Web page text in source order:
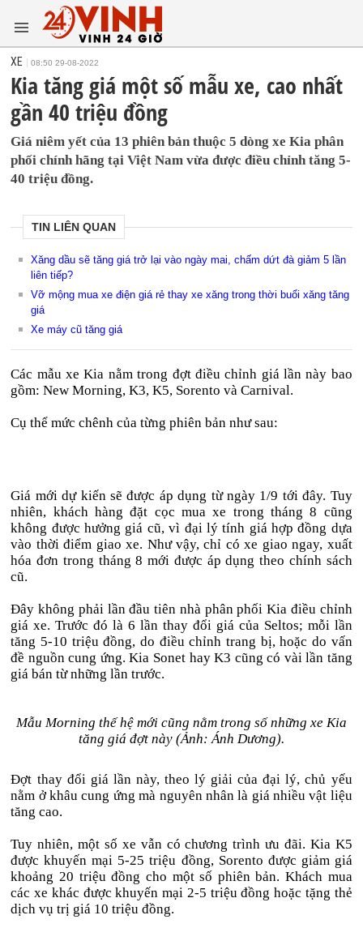
XE 08:50 29-08-2022
Kia tăng giá một số mẫu xe, cao nhất
gần 40 triệu đồng
Giá niêm yết của 13 phiên bản thuộc 5 dòng xe Kia phân
phối chính hãng tại Việt Nam vừa được điều chỉnh tăng 5-
40 triệu đồng.
TIN LIÊN QUAN
Xăng dầu sẽ tăng giá trở lại vào ngày mai, chấm dứt đà giảm 5 lần
liên tiếp?
Vỡ mộng mua xe điện giá rẻ thay xe xăng trong thời buổi xăng tăng
giá
Xe máy cũ tăng giá
Các mẫu xe Kia nằm trong đợt điều chỉnh giá lần này bao
gồm: New Morning, K3, K5, Sorento và Carnival.
Cụ thể mức chênh của từng phiên bản như sau:
Giá mới dự kiến sẽ được áp dụng từ ngày 1/9 tới đây. Tuy
nhiên, khách hàng đặt cọc mua xe trong tháng 8 cũng
không được hưởng giá cũ, vì đại lý tính giá hợp đồng dựa
vào thời điểm giao xe. Như vậy, chỉ có xe giao ngay, xuất
hóa đơn trong tháng 8 mới được áp dụng theo chính sách
cũ.
Đây không phải lần đầu tiên nhà phân phối Kia điều chỉnh
giá xe. Trước đó là 6 lần thay đổi giá của Seltos; mỗi lần
tăng 5-10 triệu đồng, do điều chỉnh trang bị, hoặc do vấn
đề nguồn cung ứng. Kia Sonet hay K3 cũng có vài lần tăng
giá bán từ những lần trước.
Mẫu Morning thế hệ mới cũng nằm trong số những xe Kia
tăng giá đợt này (Ảnh: Ánh Dương).
Đợt thay đổi giá lần này, theo lý giải của đại lý, chủ yếu
nằm ở khâu cung ứng mà nguyên nhân là giá nhiều vật liệu
tăng cao.
Tuy nhiên, một số xe vẫn có chương trình ưu đãi. Kia K5
được khuyến mại 5-25 triệu đồng, Sorento được giảm giá
khoảng 20 triệu đồng cho một số phiên bản. Khách mua
các xe khác được khuyến mại 2-5 triệu đồng hoặc tặng thẻ
dịch vụ trị giá 10 triệu đồng.